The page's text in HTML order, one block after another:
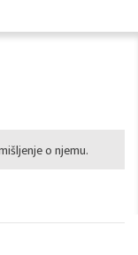
o njemu.